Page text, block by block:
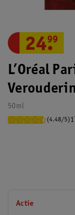
L’Oréal
50ml
(4.48/5)
24.
99
Actie